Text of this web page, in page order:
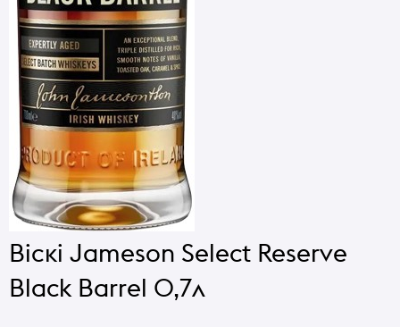
Віскі Jameson Select Reserve
Black Barrel 0,7л